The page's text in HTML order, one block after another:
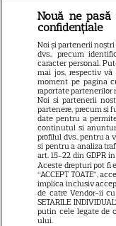
forță, iar
pariază pe
Nouă ne pasă
confidențiale
Noi și partenerii noștri
dvs., precum
caracter personal.
mai jos, respectiv
moment pe pagina
raportate partenerilor
Noi si partenerii
partenere, precum si
date pentru a
continutul si
profilul dvs., pentru a
si pentru a analiza
art. 15-22 din GDPR
Aceste drepturi pot
“ACCEPT TOATE”,
implica inclusiv
de catre Vendor-ii cu
SETARILE
putin cele legate de
ului.